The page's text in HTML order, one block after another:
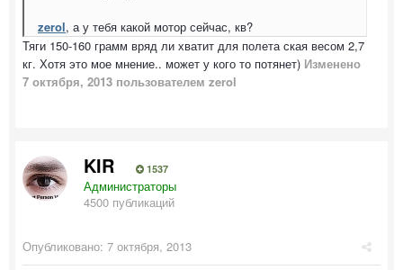
zerol, а у тебя какой мотор сейчас, кв?
Тяги 150-160 грамм вряд ли хватит для полета ская весом 2,7
кг. Хотя это мое мнение.. может у кого то потянет) Изменено
7 октября, 2013 пользователем zerol
KIR 1537
Администраторы
4500 публикаций
Опубликовано: 7 октября, 2013